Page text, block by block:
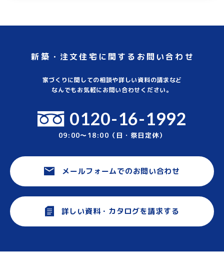
新築・注文住宅に関するお問い合わせ
家づくりに関しての相談や詳しい資料の請求など
なんでもお気軽にお問い合わせください。
0120-16-1992
09:00～18:00（日・祭日定休）
メールフォームでのお問い合わせ
詳しい資料・カタログを請求する